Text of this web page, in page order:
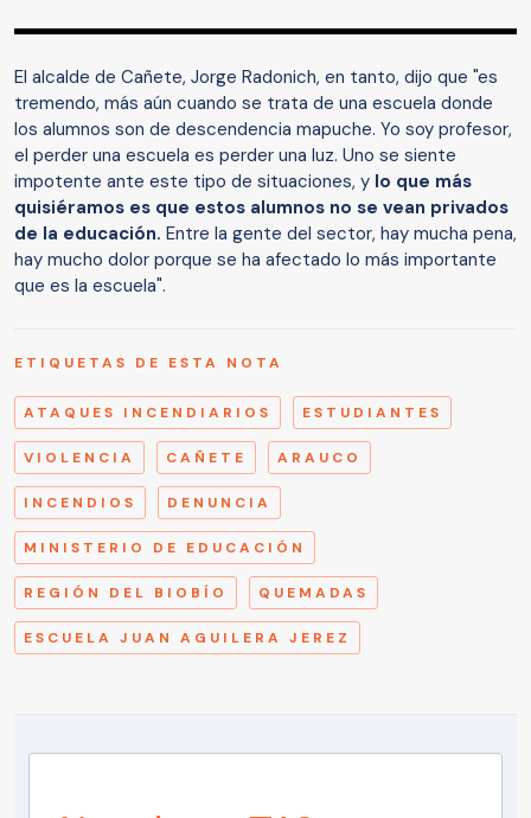
El alcalde de Cañete, Jorge Radonich, en tanto, dijo que "es
tremendo, más aún cuando se trata de una escuela donde
los alumnos son de descendencia mapuche. Yo soy profesor,
el perder una escuela es perder una luz. Uno se siente
impotente ante este tipo de situaciones, y lo que más
quisiéramos es que estos alumnos no se vean privados
de la educación. Entre la gente del sector, hay mucha pena,
hay mucho dolor porque se ha afectado lo más importante
que es la escuela".
ETIQUETAS DE ESTA NOTA
ATAQUES INCENDIARIOS ESTUDIANTES
VIOLENCIA CAÑETE ARAUCO
INCENDIOS DENUNCIA
MINISTERIO DE EDUCACIÓN
REGIÓN DEL BIOBÍO QUEMADAS
ESCUELA JUAN AGUILERA JEREZ